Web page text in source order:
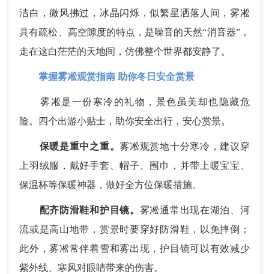
洁白，微风拂过，冰晶闪烁，似繁星洒落人间，雾凇
具有疏松、高空隙度的特点，是噪音的天然“消音器”，
走在这白茫茫的天地间，仿佛整个世界都安静了。
掌握雾凇观赏指南 助你冬日安全赏景
雾凇是一份寒冷的礼物，景色虽美却也隐藏危
险。四个出游小贴士，助你安全出行，安心赏景。
保暖是重中之重。雾凇观赏地十分寒冷，建议穿
上羽绒服，戴好手套、帽子、围巾，并带上暖宝宝、
保温杯等保暖神器，做好全方位保暖措施。
配齐防滑鞋和护目镜。 雾凇通常出现在湖泊、河
流或是高山地带，赏景时要穿好防滑鞋，以免摔倒；
此外，雾凇常伴着雪和雾出现，护目镜可以有效减少
紫外线、寒风对眼睛带来的伤害。